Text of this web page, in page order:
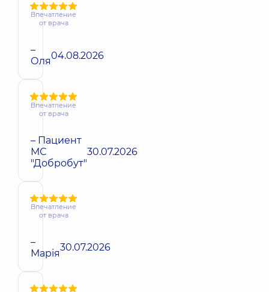
Впечатление
от врача
–
Оля04.08.2026
Впечатление
от врача
– Пациент
МС
"Добробут"
30.07.2026
Впечатление
от врача
–
Марія30.07.2026